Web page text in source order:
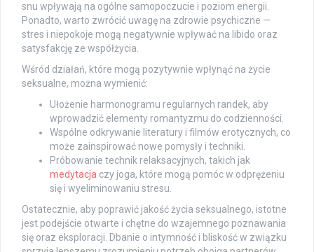
snu wpływają na ogólne samopoczucie i poziom energii.
Ponadto, warto zwrócić uwagę na zdrowie psychiczne —
stres i niepokoje mogą negatywnie wpływać na libido oraz
satysfakcję ze współżycia.
Wśród działań, które mogą pozytywnie wpłynąć na życie
seksualne, można wymienić:
Ułożenie harmonogramu regularnych randek, aby
wprowadzić elementy romantyzmu do codzienności.
Wspólne odkrywanie literatury i filmów erotycznych, co
może zainspirować nowe pomysły i techniki.
Próbowanie technik relaksacyjnych, takich jak
medytacja czy joga, które mogą pomóc w odprężeniu
się i wyeliminowaniu stresu.
Ostatecznie, aby poprawić jakość życia seksualnego, istotne
jest podejście otwarte i chętne do wzajemnego poznawania
się oraz eksploracji. Dbanie o intymność i bliskość w związku